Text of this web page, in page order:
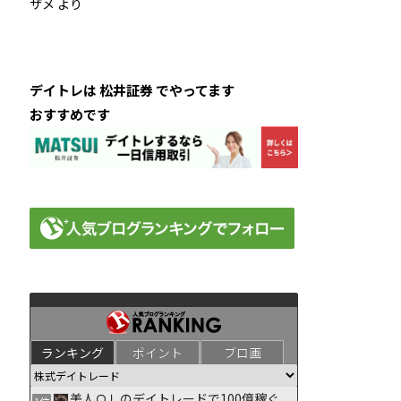
ザメ より
デイトレは 松井証券 でやってます
おすすめです
ランキング ポイント ブロ画